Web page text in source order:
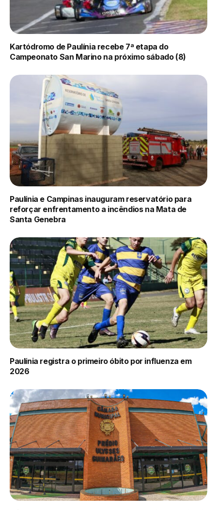
Kartódromo de Paulínia recebe 7ª etapa do
Campeonato San Marino na próximo sábado (8)
Paulínia e Campinas inauguram reservatório para
reforçar enfrentamento a incêndios na Mata de
Santa Genebra
Paulínia registra o primeiro óbito por influenza em
2026